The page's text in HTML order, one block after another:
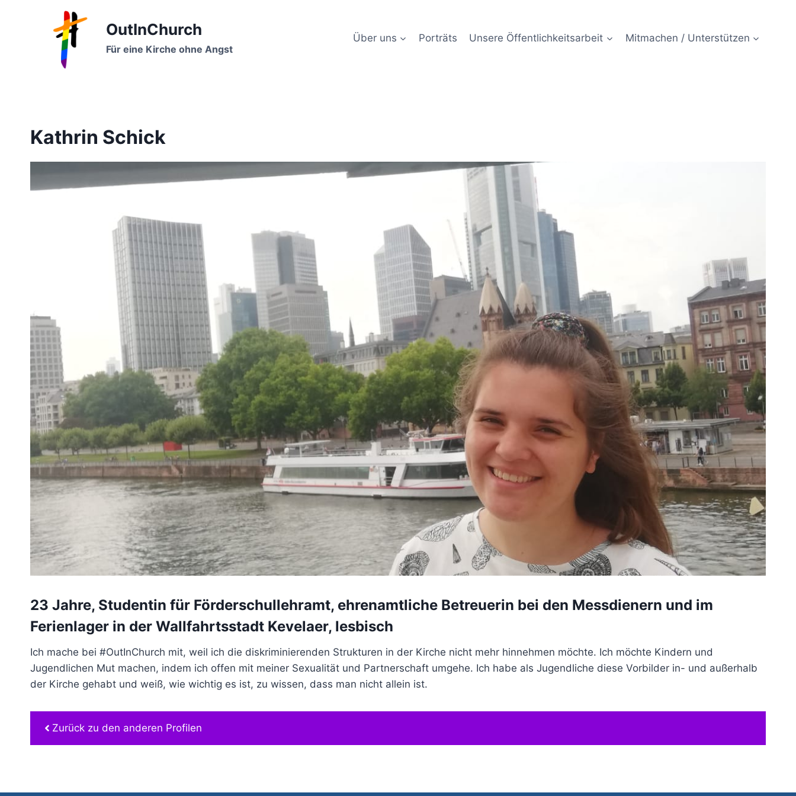
OutInChurch
Für eine Kirche ohne Angst
Über uns Porträts Unsere Öffentlichkeitsarbeit Mitmachen / Unterstützen
Kathrin Schick
23 Jahre, Studentin für Förderschullehramt, ehrenamtliche Betreuerin bei den Messdienern und im
Ferienlager in der Wallfahrtsstadt Kevelaer, lesbisch
Ich mache bei #OutInChurch mit, weil ich die diskriminierenden Strukturen in der Kirche nicht mehr hinnehmen möchte. Ich möchte Kindern und
Jugendlichen Mut machen, indem ich offen mit meiner Sexualität und Partnerschaft umgehe. Ich habe als Jugendliche diese Vorbilder in- und außerhalb
der Kirche gehabt und weiß, wie wichtig es ist, zu wissen, dass man nicht allein ist.
Zurück zu den anderen Profilen